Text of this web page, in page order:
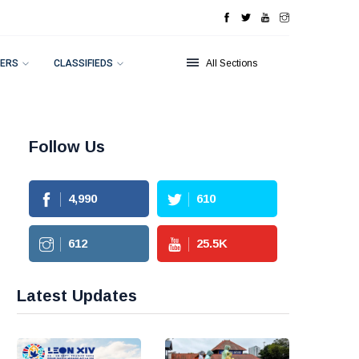
CLASSIFIEDS All Sections
Follow Us
4,990 610
612 25.5K
Latest Updates